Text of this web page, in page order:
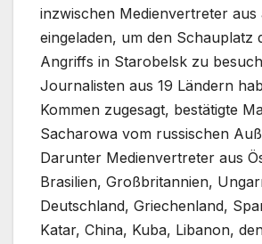
inzwischen Medienvertreter aus
eingeladen, um den Schauplatz
Angriffs in Starobelsk zu
Journalisten aus 19 Ländern
Kommen zugesagt, bestätigte
Sacharowa vom russischen
Darunter Medienvertreter aus
Brasilien, Großbritannien,
Deutschland, Griechenland,
Katar, China, Kuba, Libanon,